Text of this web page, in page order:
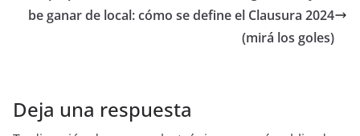
be ganar de local: cómo se define el Clausura 2024
(mirá los goles)
Deja una respuesta